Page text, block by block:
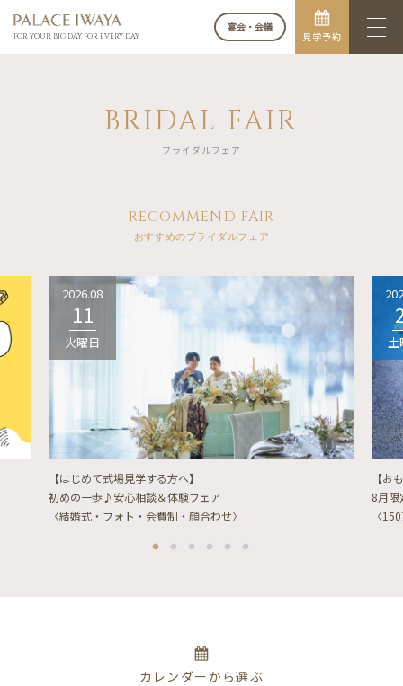
FOR YOUR BIG DAY. FOR EVERY DAY.
宴会・会議
見学予約
BRIDAL FAIR
ブライダルフェア
RECOMMEND FAIR
おすすめのブライダルフェア
2026.08
11
火曜日
【はじめて式場見学する方へ】
初めの一歩♪安心相談＆体験フェア
〈結婚式・フォト・会費制・顔合わせ〉
土
【お
8月限
〈
カレンダーから選ぶ